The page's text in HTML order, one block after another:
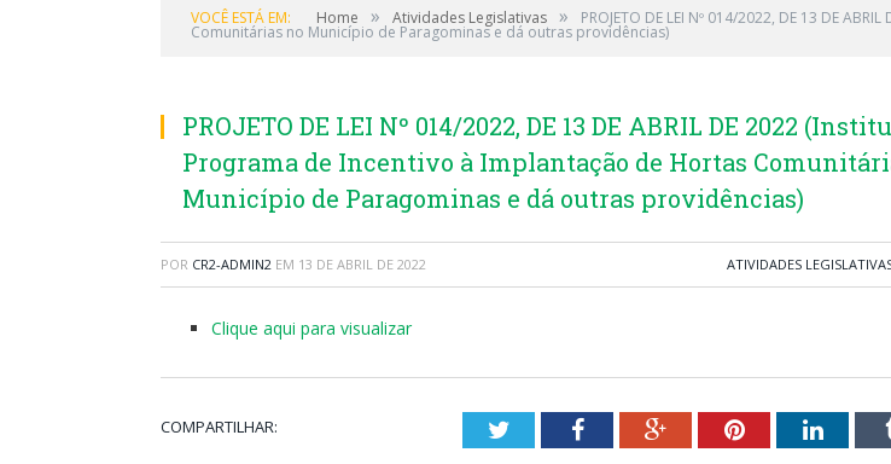
VOCÊ ESTÁ EM: Home » Atividades Legislativas » PROJETO DE LEI Nº 014/2022, DE 13 DE
Comunitárias no Município de Paragominas e dá outras providências)
PROJETO DE LEI Nº 014/2022, DE 13 DE ABRIL DE 2022
Programa de Incentivo à Implantação de Hortas
Município de Paragominas e dá outras providências)
POR CR2-ADMIN2 EM 13 DE ABRIL DE 2022 ATIVIDADES
Clique aqui para visualizar
COMPARTILHAR: TwitterFacebookGoogle+Pinterest